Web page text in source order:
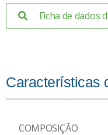
Ficha de dados
Características
COMPOSIÇÃO